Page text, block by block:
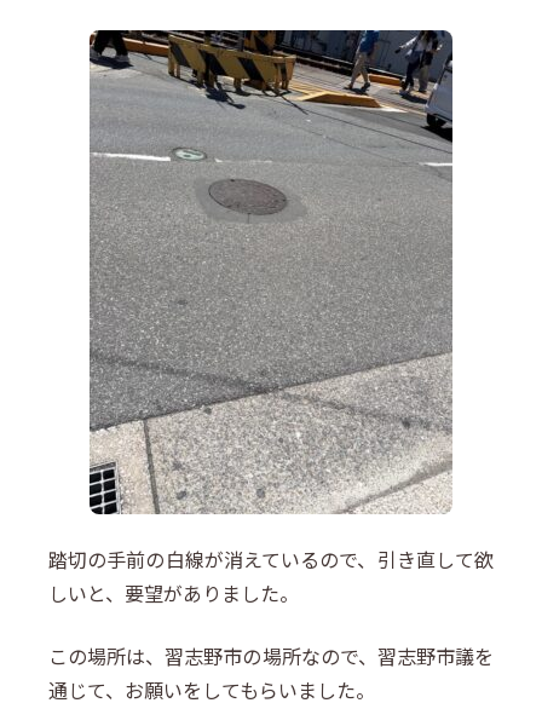
踏切の手前の白線が消えているので、引き直して欲
しいと、要望がありました。
この場所は、習志野市の場所なので、習志野市議を
通じて、お願いをしてもらいました。